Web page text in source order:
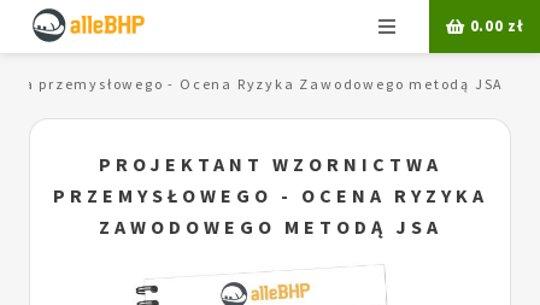
Menu 0.00 zł
przemysłowego - Ocena Ryzyka Zawodowego metodą JSA
PROJEKTANT WZORNICTWA
PRZEMYSŁOWEGO - OCENA RYZYKA
ZAWODOWEGO METODĄ JSA